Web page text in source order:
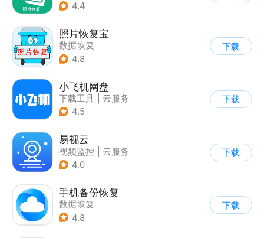
4.4
照片恢复宝
数据恢复
4.8
下载
小飞机网盘
下载工具
云服务
4.5
下载
易视云
视频监控
云服务
4.0
下载
手机备份恢复
数据恢复
4.8
下载